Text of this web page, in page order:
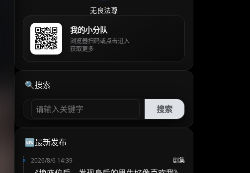
无良法尊
我的小分队
浏览器扫码或点击进入
获取更多
🔍搜索
搜索
🆕最新发布
2026/8/6 14:39 剧集